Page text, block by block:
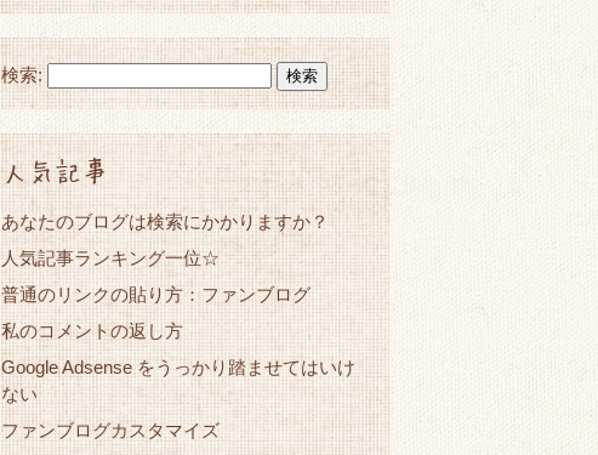
検索:
人気記事
あなたのブログは検索にかかりますか？
人気記事ランキング一位☆
普通のリンクの貼り方：ファンブログ
私のコメントの返し方
Google Adsense をうっかり踏ませてはいけ
ない
ファンブログカスタマイズ